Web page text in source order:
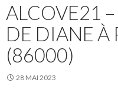
ALCOVE21
DE DIANE À
(86000)
28 MAI 2023